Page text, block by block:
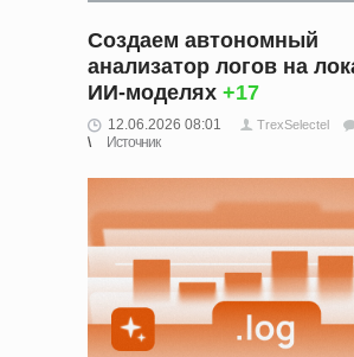
Создаем автономный
анализатор логов на
ИИ-моделях +17
12.06.2026 08:01 TrexSelectel
Источник